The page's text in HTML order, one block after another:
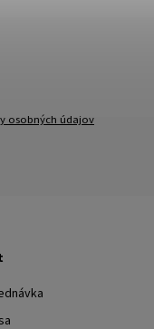
osobných údajov